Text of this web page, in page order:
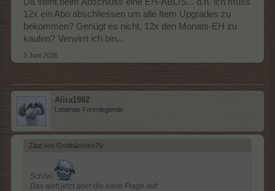
12x ein Abo abschliessen um alle Item Upgrades zu
bekommen? Genügt es nicht, 12x den Monats-EH zu
kaufen? Verwirrt ich bin...
3 Juni 2026
Alira1982
Lebende Forenlegende
Zitat von Goldbärchen79: ↑
Schön!
Das wirft jetzt aber die neue Frage auf: